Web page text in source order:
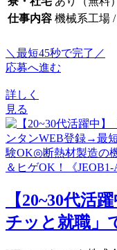
仕事内容 機械系工場
＼最短45秒で完了／
応募へ進む
詳しく
見る
【20~30代活
チッと就職」